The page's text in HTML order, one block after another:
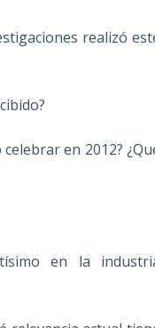
realizó
en 2012?
en la